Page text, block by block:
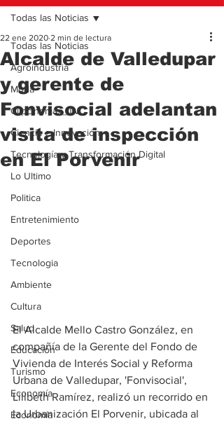
Todas las Noticias
Agroindustria
Moda
Clipcinemax_TV
Ciencia e Innovación
Tecnología y Transformación Digital
Lo Ultimo
Politica
Entretenimiento
Deportes
Tecnologia
Ambiente
Cultura
Salud
Educación
Turismo
Economía
Economía
Todas las Noticias
Alcalde de Valledupar
y gerente de
Fonvisocial adelantan
visita de inspección
en El Porvenir
22 ene 2020 2 min de lectura
El Alcalde Mello Castro González, en
compañía de la Gerente del Fondo de
Vivienda de Interés Social y Reforma
Urbana de Valledupar, 'Fonvisocial',
Lilibeth Ramírez, realizó un recorrido en
la Urbanización El Porvenir, ubicada al